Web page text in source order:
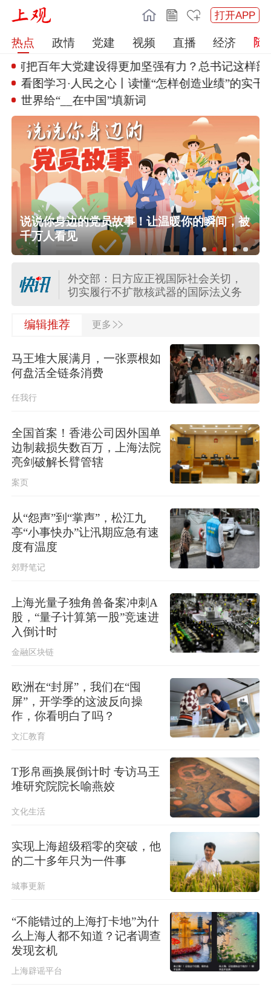
打开APP
热点 政情 党建 视频 直播
经济
把百年大党建设得更加坚强有力？总书记这样部署
看图学习·人民之心丨读懂“怎样创造业绩”的实干
世界给“__在中国”填新词
说说你身边的党员故事！让温暖你的瞬间，被
千万人看见
任前公示半年后，胡瑞连主动投案
外交部：日本“再军事化”已成地区和平
稳现实威胁，必须高度警惕
外交部：日方应正视国际社会关切，
切实履行不扩散核武器的国际法义务
“白海豚”登陆地点更新！中央气象台升
关于对派拓公司在华销售产品启动网
络安全审查的公告
进入48小时台风警戒线
任前公示半年后，胡瑞连主动投案
稳现实威胁，必须高度警惕
编辑推荐 更多 >>
马王堆大展满月，一张票根如
何盘活全链条消费
任我行
全国首案！香港公司因外国单
边制裁损失数百万，上海法院
亮剑破解长臂管辖
案页
从“怨声”到“掌声”，松江九
亭“小事快办”让汛期应急有速
度有温度
郊野笔记
上海光量子独角兽备案冲刺A
股，“量子计算第一股”竞速进
入倒计时
金融区块链
欧洲在“封屏”，我们在“囤
屏”，开学季的这波反向操
作，你看明白了吗？
文汇教育
T形帛画换展倒计时 专访马王
堆研究院院长喻燕姣
文化生活
实现上海超级稻零的突破，他
的二十多年只为一件事
城事更新
“不能错过的上海打卡地”为什
么上海人都不知道？记者调查
发现玄机
上海辟谣平台